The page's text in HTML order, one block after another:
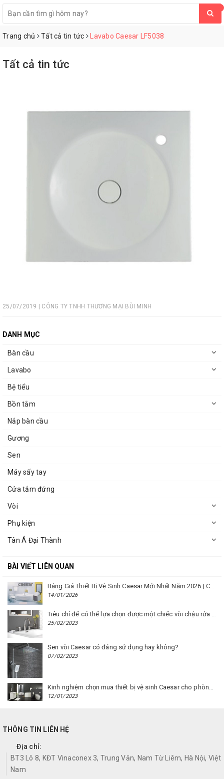
Trang chủ Tất cả tin tức Lavabo Caesar LF5038
Tất cả tin tức
25/07/2019 | CÔNG TY TNHH THƯƠNG MẠI BÙI MINH
DANH MỤC
Bàn cầu
Lavabo
Bệ tiểu
Bồn tắm
Nắp bàn cầu
Gương
Sen
Máy sấy tay
Cửa tắm đứng
Vòi
Phụ kiện
Tân Á Đại Thành
BÀI VIẾT LIÊN QUAN
14/01/2026
Tiêu chí để có thể lựa chọn được một chiếc vòi chậu rửa mặt Caesar phù hợp
25/02/2023
Sen vòi Caesar có đáng sử dụng hay không?
07/02/2023
Kinh nghiệm chọn mua thiết bị vệ sinh Caesar cho phòng trọ
12/01/2023
THÔNG TIN LIÊN HỆ
Địa chỉ:
BT3 Lô 8, KĐT Vinaconex 3, Trung Văn, Nam Từ Liêm, Hà Nội, Việt
Nam